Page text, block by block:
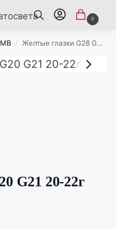
0
/ Желтые глазки G28 G20 G21 20-22г
G21 20-22г